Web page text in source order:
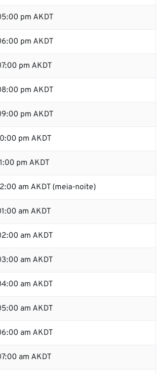
pm AKDT
pm AKDT
pm AKDT
pm AKDT
pm AKDT
pm AKDT
pm AKDT
am AKDT (meia-noite)
am AKDT
am AKDT
am AKDT
am AKDT
am AKDT
am AKDT
am AKDT